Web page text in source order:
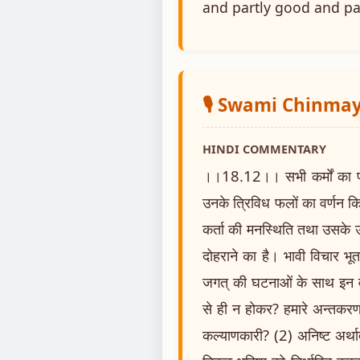
and partly good and
🎙️ Swami
HINDI COMMENTARY
।।18.12।। सभी कर्मों का
उनके त्रिविध फलों का वर्णन
कर्ता की मनस्थिति तथा
दोहराने का है। भावी
जगत् की घटनाओं के साथ इन
से ही न होकर? हमारे
कल्याणकारी? (2) अनिष्ट